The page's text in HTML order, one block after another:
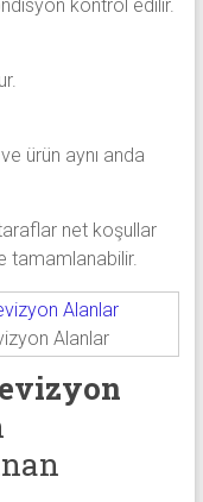
kontrol edilir.
ürün aynı anda
net koşullar
tamamlanabilir.
Alanlar